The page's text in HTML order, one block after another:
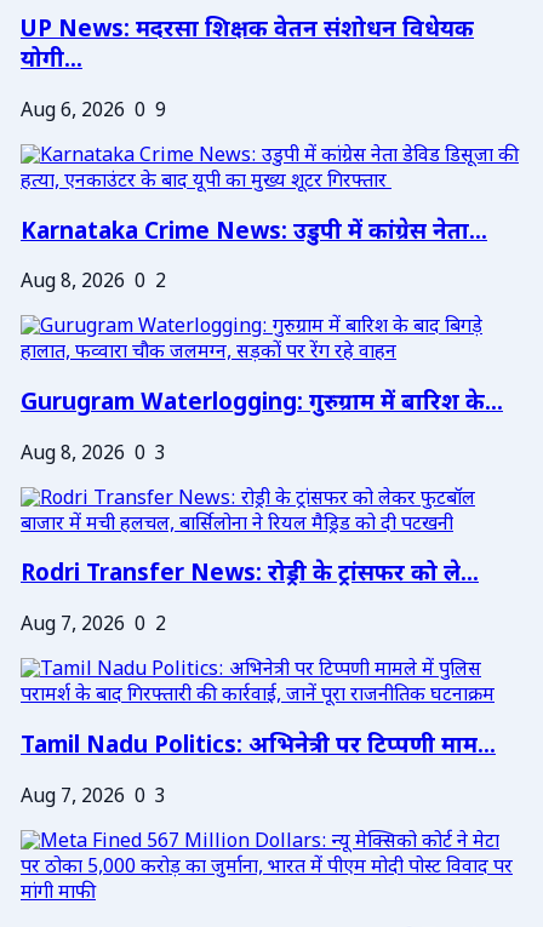
UP News: मदरसा शिक्षक वेतन संशोधन विधेयक
योगी...
Aug 6, 2026 0 9
Karnataka Crime News: उडुपी में कांग्रेस नेता...
Aug 8, 2026 0 2
Gurugram Waterlogging: गुरुग्राम में बारिश के...
Aug 8, 2026 0 3
Rodri Transfer News: रोड्री के ट्रांसफर को ले...
Aug 7, 2026 0 2
Tamil Nadu Politics: अभिनेत्री पर टिप्पणी माम...
Aug 7, 2026 0 3